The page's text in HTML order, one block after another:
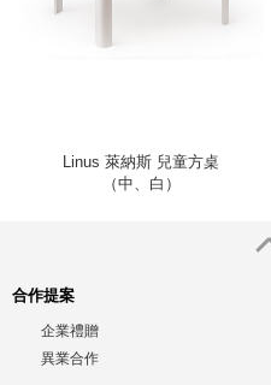
Linus 萊納斯 兒童方桌
（中、白）
合作提案
企業禮贈
異業合作